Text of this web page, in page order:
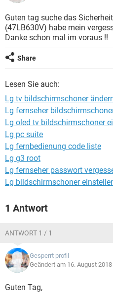
FACEBOOK
FACEBOOK
ANDROID
WINDOWS 10
WHATSAPP
FACEBOOK
ANDROID
WHATSAPP
FACEBOOK
Guten tag suche das
(47LB630V) habe mein
Danke schon mal im voraus !!
Share
Lesen Sie auch:
Lg tv bildschirmschoner
Lg fernseher
Lg oled tv bildschirmschoner
Lg pc suite
Lg fernbedienung code liste
Lg g3 root
Lg fernseher passwort
Lg bildschirmschoner
1 Antwort
ANTWORT 1 / 1
Gesperrt profil
Geändert am 16. August
Guten Tag,